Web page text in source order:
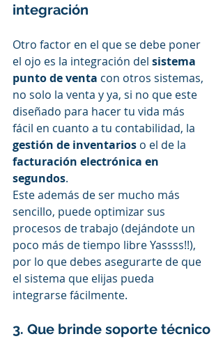
integración
Otro factor en el que se debe poner
el ojo es la integración del sistema
punto de venta con otros sistemas,
no solo la venta y ya, si no que este
diseñado para hacer tu vida más
fácil en cuanto a tu contabilidad, la
gestión de inventarios o el de la
facturación electrónica en
segundos.
Este además de ser mucho más
sencillo, puede optimizar sus
procesos de trabajo (dejándote un
poco más de tiempo libre Yassss!!),
por lo que debes asegurarte de que
el sistema que elijas pueda
integrarse fácilmente.
3. Que brinde soporte técnico